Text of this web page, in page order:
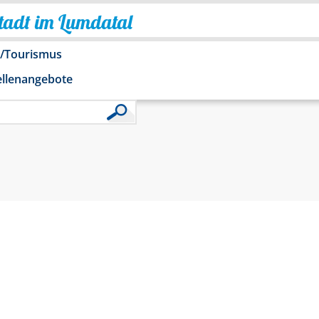
im Lumdatal